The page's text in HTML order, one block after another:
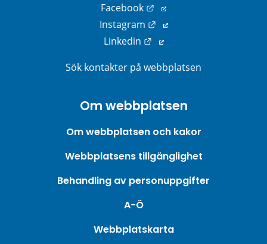
Facebook
Länk till annan
Instagram
Länk till annan
Linkedin
Länk till annan webbplats.
Sök kontakter på webbplatsen
Om webbplatsen
Om webbplatsen och kakor
Webbplatsens tillgänglighet
Behandling av personuppgifter
A-Ö
Webbplatskarta